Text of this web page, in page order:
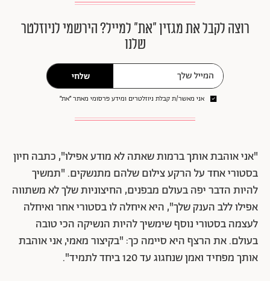
רוצה לקבל את מגזין ״את״ למייל? הירשמי לניוזלטר
שלנו
שלחי
אני מאשר/ת קבלת ניוזלטרים ומידע פרסומי מאתר ״את״
"אני אוהבת אותך ברמות שאתה לא מודע אפילו", כתבה חיון
בסטורי אחד על הרקע צילום שלהם מתנשקים. "תמשיך
להיות הדבר יפה בעולם מבפנים, החיצוניות שלך לא משתווה
אפילו ללב הענק שלך", היא איחלה לו בסטורי אחר ואיחלה
לעצמה בסטורי נוסף שימשיך להיות הנשיקה הכי טובה
בעולם. את הרצף היא סיימה כך: "בקיצור מאמי, אני אוהבת
אותך מפחיד ואמן שנחגוג עד 120 ביחד לתמיד".